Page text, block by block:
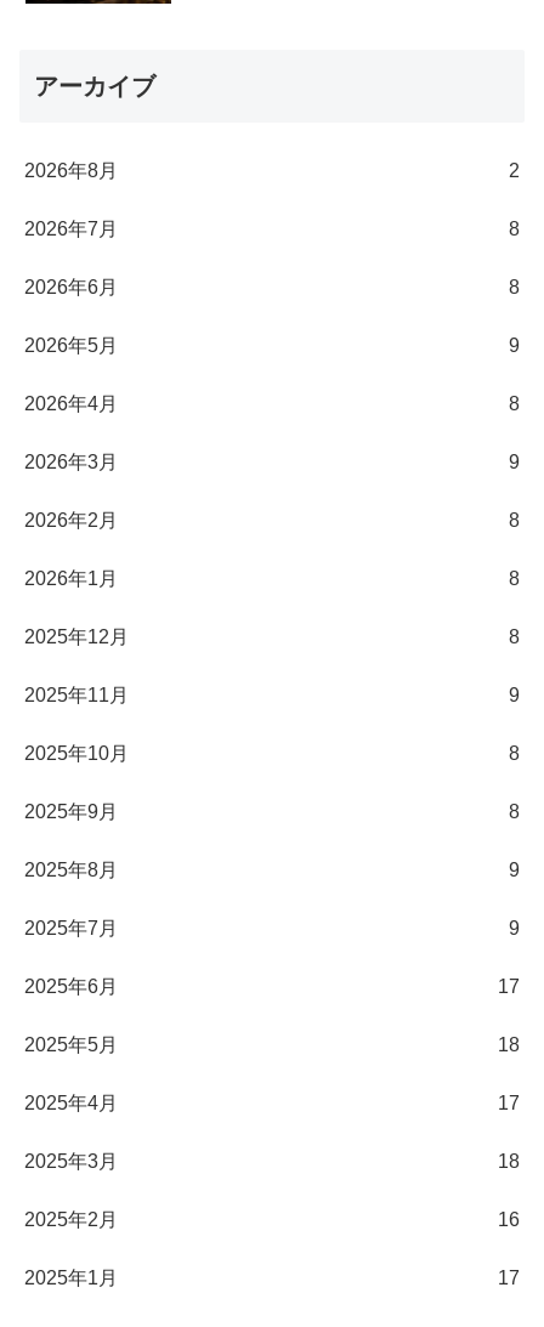
アーカイブ
2026年8月 2
2026年7月 8
2026年6月 8
2026年5月 9
2026年4月 8
2026年3月 9
2026年2月 8
2026年1月 8
2025年12月 8
2025年11月 9
2025年10月 8
2025年9月 8
2025年8月 9
2025年7月 9
2025年6月 17
2025年5月 18
2025年4月 17
2025年3月 18
2025年2月 16
2025年1月 17